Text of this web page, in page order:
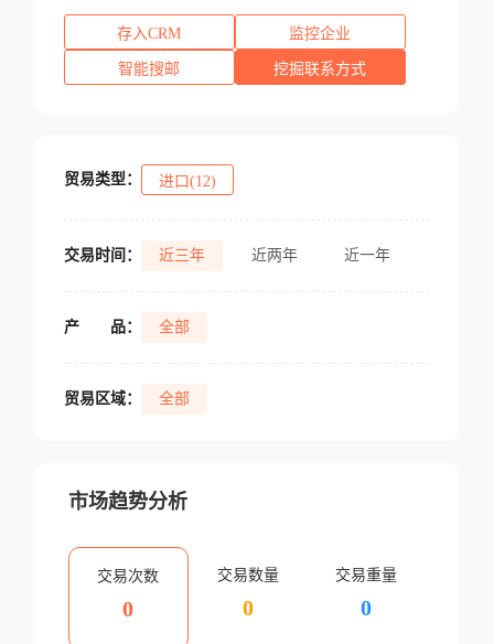
存入CRM 监控企业
智能搜邮 挖掘联系方式
贸易类型： 进口(12)
交易时间： 近三年 近两年 近一年
产 品： 全部
贸易区域： 全部
市场趋势分析
交易次数
0
交易数量
0
交易重量
0